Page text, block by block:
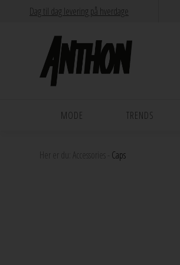
Dag til dag levering på hverdage
MODE TRENDS
Her er du: Accessories Caps